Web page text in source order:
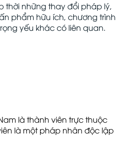
thời những thay đổi pháp lý,
phẩm hữu ích, chương trình
yếu khác có liên quan.
là thành viên trực thuộc
là một pháp nhân độc lập